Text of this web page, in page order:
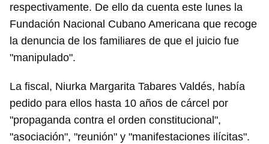
respectivamente. De ello da cuenta este lunes la
Fundación Nacional Cubano Americana que recoge
la denuncia de los familiares de que el juicio fue
"manipulado".
La fiscal, Niurka Margarita Tabares Valdés, había
pedido para ellos hasta 10 años de cárcel por
"propaganda contra el orden constitucional",
"asociación", "reunión" y "manifestaciones ilícitas".